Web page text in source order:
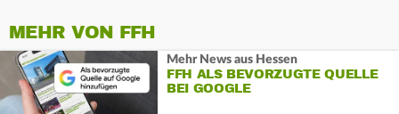
MEHR VON FFH
Mehr News aus Hessen
FFH ALS BEVORZUGTE QUELLE
BEI GOOGLE